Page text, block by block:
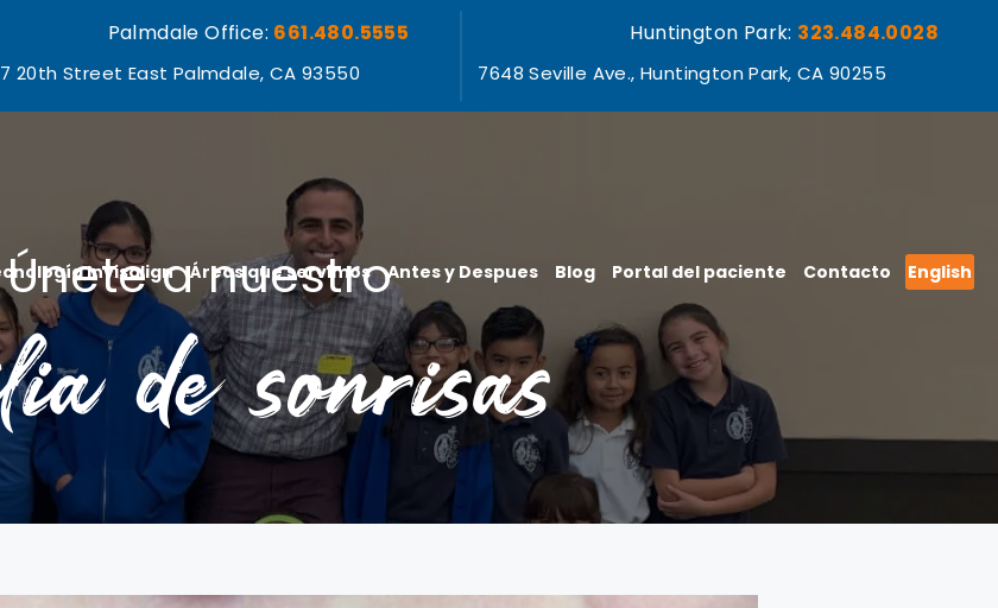
Palmdale Office: 661.480.5555
20th Street East Palmdale, CA 93550
Huntington Park: 323.484.0028
7648 Seville Ave., Huntington Park, CA 90255
Invisalign Áreas que servimos Antes y Despues Blog Portal del paciente Contacto English
Únete a nuestro
de sonrisas